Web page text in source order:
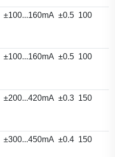
±100...160mA ±0.5 100
±100...160mA ±0.5 100
±200...420mA ±0.3 150
±300...450mA ±0.4 150